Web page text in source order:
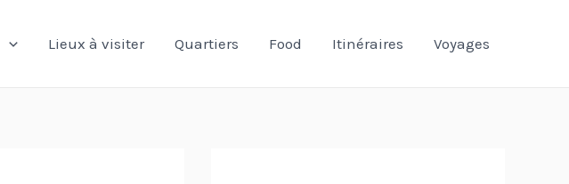
Lieux à visiter Quartiers Food Itinéraires Voyages